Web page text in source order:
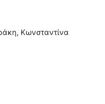
Κωνσταντίνα